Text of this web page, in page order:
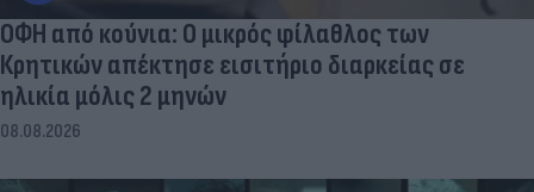
ΟΦΗ από κούνια: Ο μικρός φίλαθλος των
Κρητικών απέκτησε εισιτήριο διαρκείας σε
ηλικία μόλις 2 μηνών
08.08.2026